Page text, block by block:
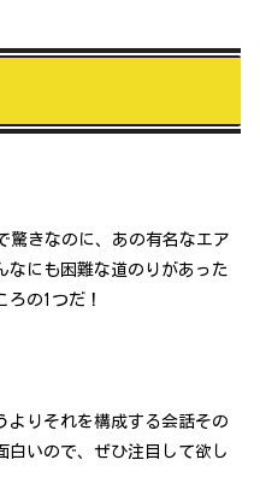
驚きなのに、あの有名なエア
なにも困難な道のりがあった
の1つだ！
よりそれを構成する会話その
白いので、ぜひ注目して欲し